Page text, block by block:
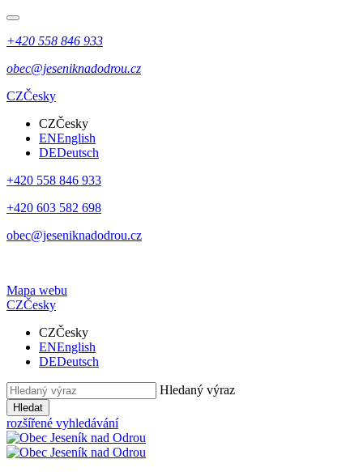
+420 558 846 933
obec@jeseniknadodrou.cz
CZČesky
CZČesky
ENEnglish
DEDeutsch
+420 558 846 933
+420 603 582 698
obec@jeseniknadodrou.cz
Mapa webu
CZČesky
CZČesky
ENEnglish
DEDeutsch
Hledaný výraz
Hledat
rozšířené vyhledávání